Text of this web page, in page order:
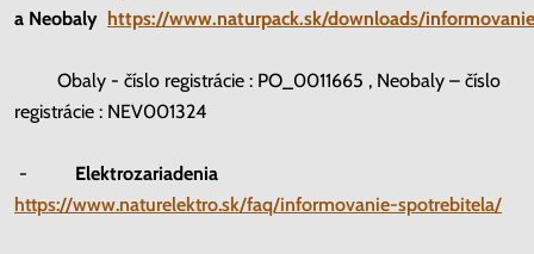
a Neobaly https://www.naturpack.sk/downloads/
Obaly - číslo registrácie : PO_0011665 , Neobaly – číslo
registrácie : NEV001324
-
Elektrozariadenia
https://www.naturelektro.sk/faq/informovanie-spotrebitela/